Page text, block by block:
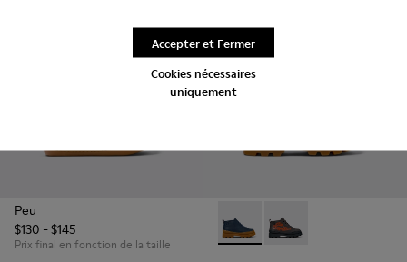
Cookies nécessaires
uniquement
Accepter et Fermer
Peu
$130 - $145
Prix final en fonction de la taille
Brutus - K900370-006 -
Brutus - K900370-